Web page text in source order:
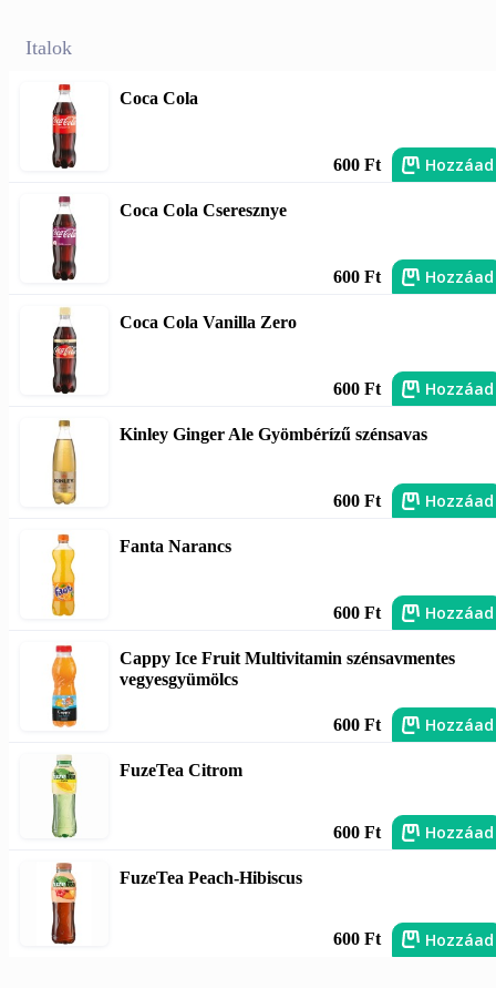
Italok
Coca Cola
600 Ft Hozzáad
Coca Cola Cseresznye
600 Ft Hozzáad
Coca Cola Vanilla Zero
600 Ft Hozzáad
Kinley Ginger Ale Gyömbérízű szénsavas
600 Ft Hozzáad
Fanta Narancs
600 Ft Hozzáad
Cappy Ice Fruit Multivitamin szénsavmentes
vegyesgyümölcs
600 Ft Hozzáad
FuzeTea Citrom
600 Ft Hozzáad
FuzeTea Peach-Hibiscus
600 Ft Hozzáad